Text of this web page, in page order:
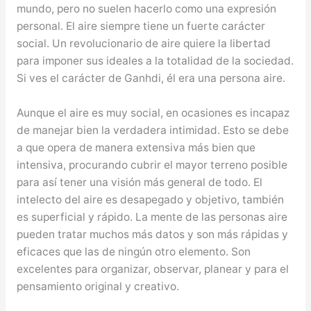
mundo, pero no suelen hacerlo como una expresión
personal. El aire siempre tiene un fuerte carácter
social. Un revolucionario de aire quiere la libertad
para imponer sus ideales a la totalidad de la sociedad.
Si ves el carácter de Ganhdi, él era una persona aire.
Aunque el aire es muy social, en ocasiones es incapaz
de manejar bien la verdadera intimidad. Esto se debe
a que opera de manera extensiva más bien que
intensiva, procurando cubrir el mayor terreno posible
para así tener una visión más general de todo. El
intelecto del aire es desapegado y objetivo, también
es superficial y rápido. La mente de las personas aire
pueden tratar muchos más datos y son más rápidas y
eficaces que las de ningún otro elemento. Son
excelentes para organizar, observar, planear y para el
pensamiento original y creativo.